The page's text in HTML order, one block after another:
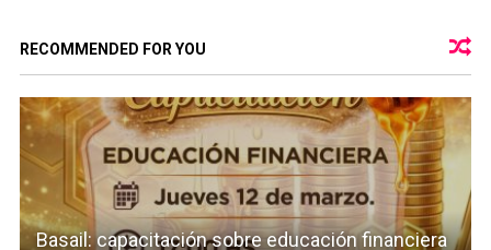
RECOMMENDED FOR YOU
Basail: capacitación sobre educación financiera